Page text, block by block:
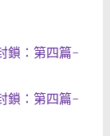
鎖：第四篇-
鎖：第四篇-